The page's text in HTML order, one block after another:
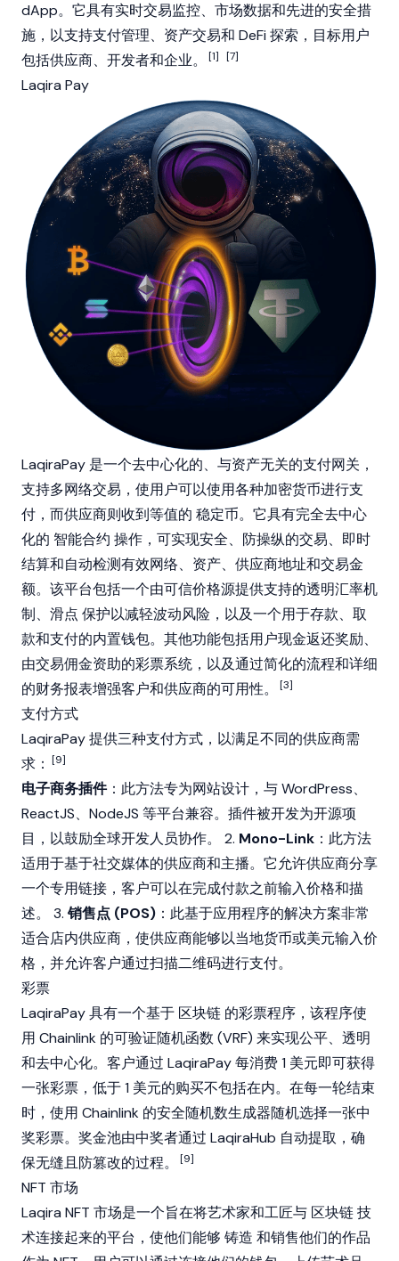
dApp。它具有实时交易监控、市场数据和先进的安全措
施，以支持支付管理、资产交易和 DeFi 探索，目标用户
包括供应商、开发者和企业。
[1] [7]
Laqira Pay
LaqiraPay 是一个去中心化的、与资产无关的支付网关，
支持多网络交易，使用户可以使用各种加密货币进行支
付，而供应商则收到等值的 稳定币。它具有完全去中心
化的 智能合约 操作，可实现安全、防操纵的交易、即时
结算和自动检测有效网络、资产、供应商地址和交易金
额。该平台包括一个由可信价格源提供支持的透明汇率机
制、 滑点 保护以减轻波动风险，以及一个用于存款、取
款和支付的内置钱包。其他功能包括用户现金返还奖励、
由交易佣金资助的彩票系统，以及通过简化的流程和详细
的财务报表增强客户和供应商的可用性。
[3]
支付方式
LaqiraPay 提供三种支付方式，以满足不同的供应商需
求： [9]
电子商务插件：此方法专为网站设计，与 WordPress、
ReactJS、NodeJS 等平台兼容。插件被开发为开源项
目，以鼓励全球开发人员协作。 2. Mono-Link ：此方法
适用于基于社交媒体的供应商和主播。它允许供应商分享
一个专用链接，客户可以在完成付款之前输入价格和描
述。 3.销售点 (POS) ：此基于应用程序的解决方案非常
适合店内供应商，使供应商能够以当地货币或美元输入价
格，并允许客户通过扫描二维码进行支付。
彩票
LaqiraPay 具有一个基于 区块链 的彩票程序，该程序使
用 Chainlink 的可验证随机函数 (VRF) 来实现公平、透明
和去中心化。客户通过 LaqiraPay 每消费 1 美元即可获得
一张彩票，低于 1 美元的购买不包括在内。在每一轮结束
时，使用 Chainlink 的安全随机数生成器随机选择一张中
奖彩票。奖金池由中奖者通过 LaqiraHub 自动提取，确
保无缝且防篡改的过程。
[9]
NFT 市场
Laqira NFT 市场是一个旨在将艺术家和工匠与 区块链技
术连接起来的平台，使他们能够 铸造 和销售他们的作品